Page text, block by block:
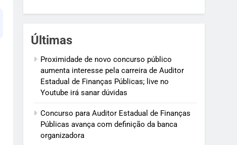
Últimas
Proximidade de novo concurso público
aumenta interesse pela carreira de Auditor
Estadual de Finanças Públicas; live no
Youtube irá sanar dúvidas
Concurso para Auditor Estadual de Finanças
Públicas avança com definição da banca
organizadora